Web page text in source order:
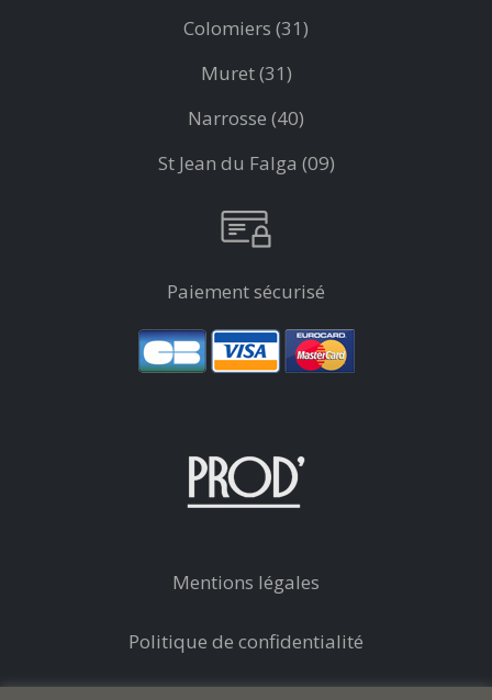
Colomiers (31)
Muret (31)
Narrosse (40)
St Jean du Falga (09)
Paiement sécurisé
Mentions légales
Politique de confidentialité